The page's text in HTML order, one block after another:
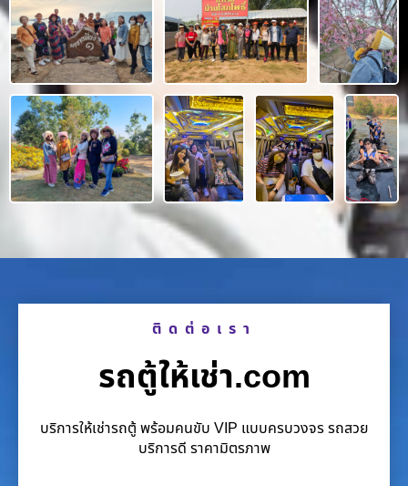
ติดต่อเรา
รถตู้ให้เช่า.com
บริการให้เช่ารถตู้ พร้อมคนขับ VIP แบบครบวงจร รถสวย
บริการดี ราคามิตรภาพ